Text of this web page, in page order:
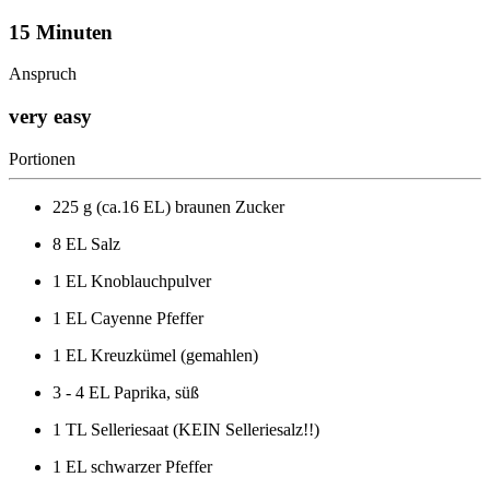
15 Minuten
Anspruch
very easy
Portionen
225 g (ca.16 EL) braunen Zucker
8 EL Salz
1 EL Knoblauchpulver
1 EL Cayenne Pfeffer
1 EL Kreuzkümel (gemahlen)
3 - 4 EL Paprika, süß
1 TL Selleriesaat (KEIN Selleriesalz!!)
1 EL schwarzer Pfeffer